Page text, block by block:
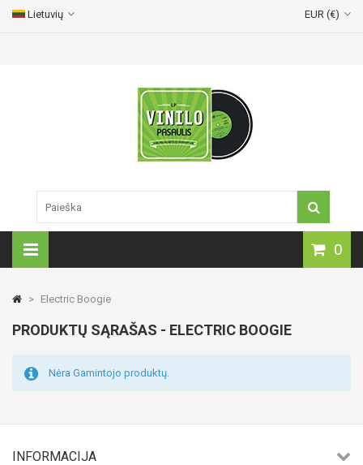
EUR (€)
Lietuvių
0
> Electric Boogie
PRODUKTŲ SĄRAŠAS - ELECTRIC BOOGIE
Nėra Gamintojo produktų.
INFORMACIJA